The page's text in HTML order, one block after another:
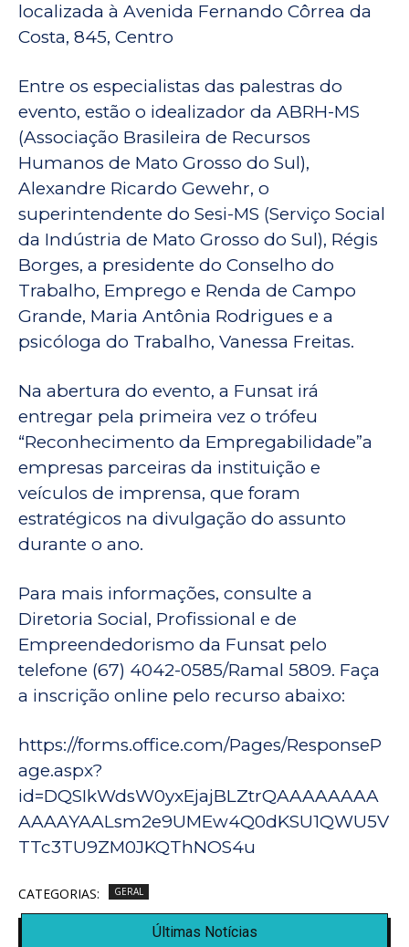
localizada à Avenida Fernando Côrrea da
Costa, 845, Centro
Entre os especialistas das palestras do
evento, estão o idealizador da ABRH-MS
(Associação Brasileira de Recursos
Humanos de Mato Grosso do Sul),
Alexandre Ricardo Gewehr, o
superintendente do Sesi-MS (Serviço Social
da Indústria de Mato Grosso do Sul), Régis
Borges, a presidente do Conselho do
Trabalho, Emprego e Renda de Campo
Grande, Maria Antônia Rodrigues e a
psicóloga do Trabalho, Vanessa Freitas.
Na abertura do evento, a Funsat irá
entregar pela primeira vez o trófeu
“Reconhecimento da Empregabilidade”a
empresas parceiras da instituição e
veículos de imprensa, que foram
estratégicos na divulgação do assunto
durante o ano.
Para mais informações, consulte a
Diretoria Social, Profissional e de
Empreendedorismo da Funsat pelo
telefone (67) 4042-0585/Ramal 5809. Faça
a inscrição online pelo recurso abaixo:
https://forms.office.com/Pages/ResponseP
age.aspx?
id=DQSIkWdsW0yxEjajBLZtrQAAAAAAAA
AAAAYAALsm2e9UMEw4Q0dKSU1QWU5V
TTc3TU9ZM0JKQThNOS4u
CATEGORIAS: GERAL
Últimas Notícias